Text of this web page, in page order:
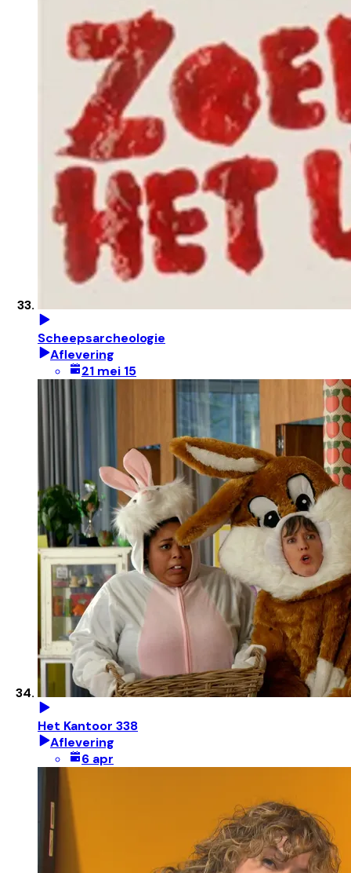
Scheepsarcheologie
Aflevering
21 mei 15
Het Kantoor 338
Aflevering
6 apr